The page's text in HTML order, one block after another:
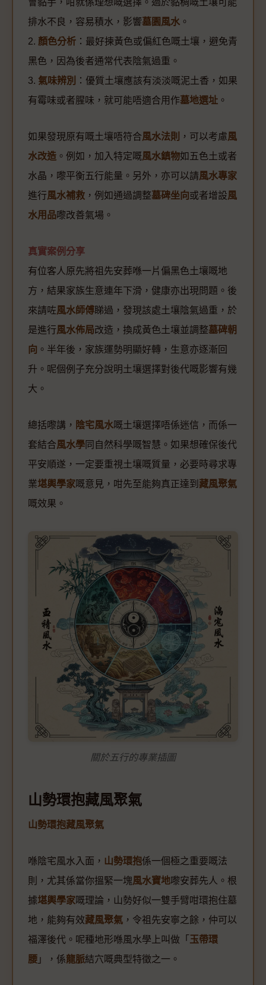
會黏手，咁就係理想嘅選擇。過於黏稠嘅土壤可能
排水不良，容易積水，影響墓園風水 。
2. 顏色分析 ：最好揀黃色或偏紅色嘅土壤，避免青
黑色，因為後者通常代表陰氣過重。
3. 氣味辨別
：優質土壤應該有淡淡嘅泥土香，如果
有霉味或者腥味，就可能唔適合用作墓地選址 。
如果發現原有嘅土壤唔符合風水法則 ，可以考慮風
水改造 。例如，加入特定嘅風水鎮物如五色土或者
水晶，嚟平衡五行能量。另外，亦可以請風水專家
進行風水補救 ，例如通過調整墓碑坐向 或者增設風
水用品嚟改善氣場。
真實案例分享
有位客人原先將祖先安葬喺一片偏黑色土壤嘅地
方，結果家族生意連年下滑，健康亦出現問題。後
來請咗風水師傅睇過，發現該處土壤陰氣過重，於
是進行風水佈局改造，換成黃色土壤並調整墓碑朝
向 。半年後，家族運勢明顯好轉，生意亦逐漸回
升。呢個例子充分說明土壤選擇對後代嘅影響有幾
大。
總括嚟講， 陰宅風水嘅土壤選擇唔係迷信，而係一
套結合風水學 同自然科學嘅智慧。如果想確保後代
平安順遂，一定要重視土壤嘅質量，必要時尋求專
業堪輿學家嘅意見，咁先至能夠真正達到 藏風聚氣
嘅效果。
關於五行的專業插圖
山勢環抱藏風聚氣
山勢環抱藏風聚氣
喺陰宅風水入面， 山勢環抱係一個極之重要嘅法
則，尤其係當你搵緊一塊風水寶地嚟安葬先人。根
據堪輿學家嘅理論，山勢好似一雙手臂咁環抱住墓
地，能夠有效藏風聚氣 ，令祖先安寧之餘，仲可以
福澤後代。呢種地形喺風水學上叫做「 玉帶環
腰 」，係龍脈結穴嘅典型特徵之一。